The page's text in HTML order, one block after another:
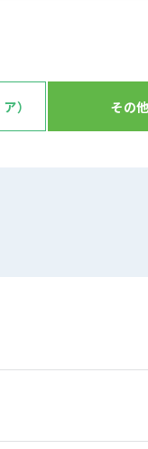
） その他